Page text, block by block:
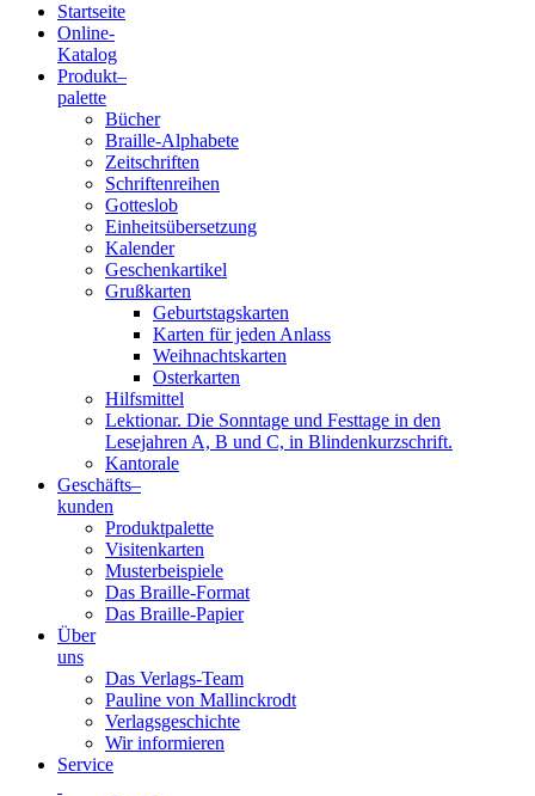
Blindenschrift-
Verlag
Druckerei
gGmbH
Startseite
Online-
Katalog
Produkt–
palette
Bücher
Braille-Alphabete
Zeitschriften
Schriftenreihen
Gotteslob
Einheitsübersetzung
Kalender
Geschenkartikel
Grußkarten
Geburtstagskarten
Karten für jeden Anlass
Weihnachtskarten
Osterkarten
Hilfsmittel
Lektionar. Die Sonntage und Festtage in den
Lesejahren A, B und C, in Blindenkurzschrift.
Kantorale
Geschäfts­–
kunden
Produktpalette
Visitenkarten
Musterbeispiele
Das Braille-Format
Das Braille-Papier
Über
uns
Das Verlags-Team
Pauline von Mallinckrodt
Verlagsgeschichte
Wir informieren
Service